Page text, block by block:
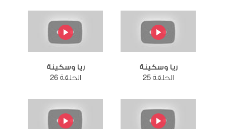
ريا وسكينة
الحلقة 25
ريا وسكينة
الحلقة 26